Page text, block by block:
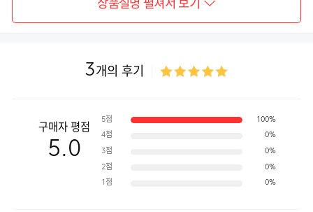
상품설명 펼쳐서 보기
3개의 후기
구매자 평점
5.0
5점 100%
4점 0%
3점 0%
2점 0%
1점 0%